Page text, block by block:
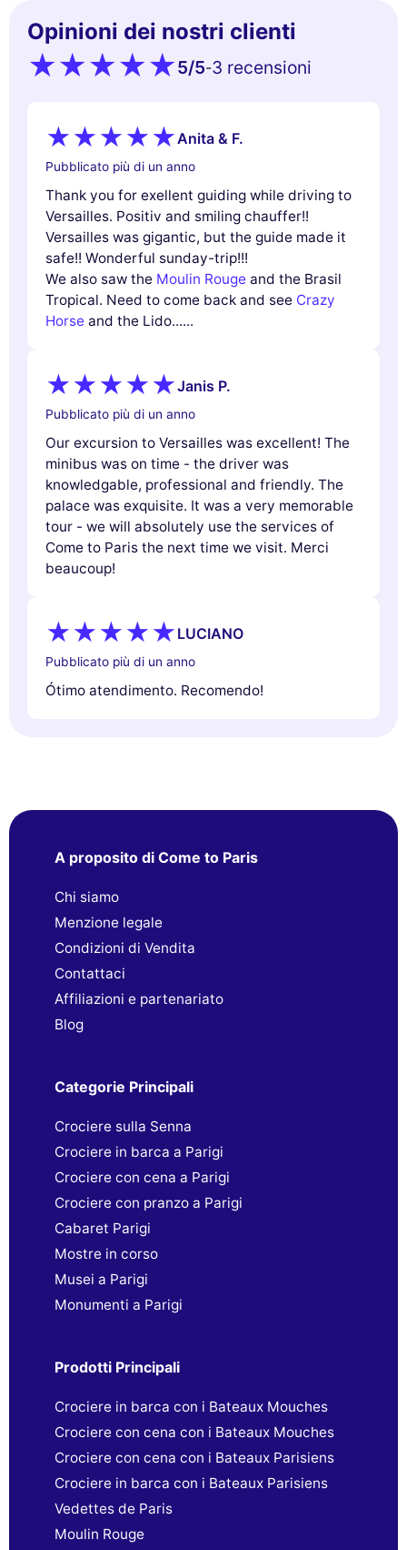
Opinioni dei nostri clienti
5/5-3 recensioni
Anita & F.
Pubblicato più di un anno
Thank you for exellent guiding while driving to
Versailles. Positiv and smiling chauffer!!
Versailles was gigantic, but the guide made it
safe!! Wonderful sunday-trip!!!
We also saw the Moulin Rouge and the Brasil
Tropical. Need to come back and see Crazy
Horse and the Lido......
Janis P.
Pubblicato più di un anno
Our excursion to Versailles was excellent! The
minibus was on time - the driver was
knowledgable, professional and friendly. The
palace was exquisite. It was a very memorable
tour - we will absolutely use the services of
Come to Paris the next time we visit. Merci
beaucoup!
LUCIANO
Pubblicato più di un anno
Ótimo atendimento. Recomendo!
A proposito di Come to Paris
Chi siamo
Menzione legale
Condizioni di Vendita
Contattaci
Affiliazioni e partenariato
Blog
Categorie Principali
Crociere sulla Senna
Crociere in barca a Parigi
Crociere con cena a Parigi
Crociere con pranzo a Parigi
Cabaret Parigi
Mostre in corso
Musei a Parigi
Monumenti a Parigi
Prodotti Principali
Crociere in barca con i Bateaux Mouches
Crociere con cena con i Bateaux Mouches
Crociere con cena con i Bateaux Parisiens
Crociere in barca con i Bateaux Parisiens
Vedettes de Paris
Moulin Rouge